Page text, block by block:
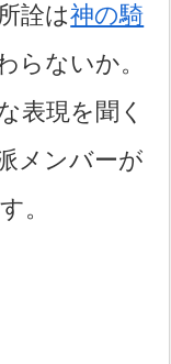
詮は神の騎
らないか。
表現を聞く
メンバーが
。